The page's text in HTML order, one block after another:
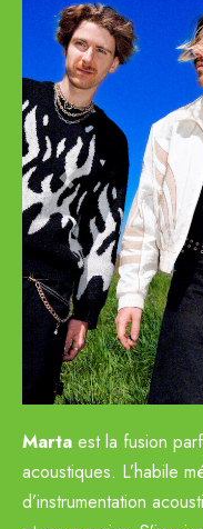
Previous
Marta est la fusion
acoustiques. L’habile
d’instrumentation